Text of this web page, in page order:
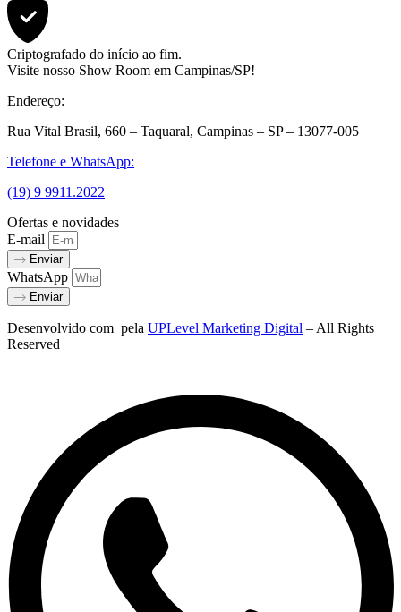
Criptografado do início ao fim.
Visite nosso Show Room em Campinas/SP!
Endereço:
Rua Vital Brasil, 660 – Taquaral, Campinas – SP – 13077-005
Telefone e WhatsApp:
(19) 9 9911.2022
Ofertas e novidades
E-mail
Enviar
WhatsApp
Enviar
Desenvolvido com pela UPLevel Marketing Digital – All Rights
Reserved